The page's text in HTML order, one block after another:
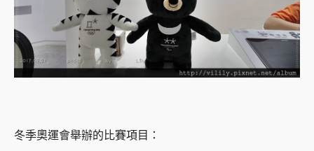
冬季奧運會舉辦的比賽項目：